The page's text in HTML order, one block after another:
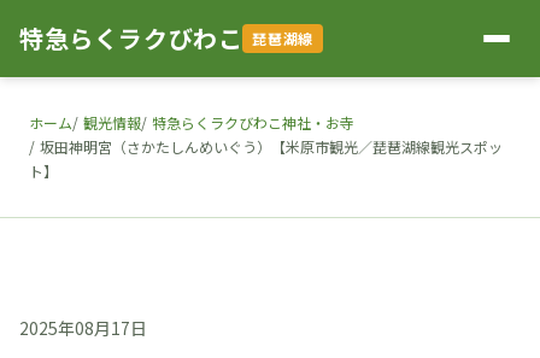
特急らくラクびわこ 琵琶湖線
ホーム 観光情報 特急らくラクびわこ神社・お寺
坂田神明宮（さかたしんめいぐう）【米原市観光／琵琶湖線観光スポッ
ト】
2025年08月17日